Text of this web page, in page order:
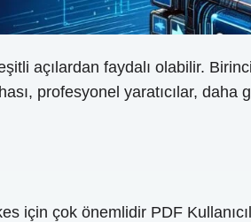
açılardan faydalı olabilir.
profesyonel yaratıcılar,
için çok önemlidir PDF